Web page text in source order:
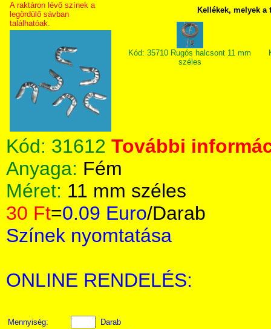
A raktáron lévő színek a
legördülő sávban
találhatóak.
Kellékek, melyek
Kód: 35710 Rugós halcsont 11 mm
széles
Kód: 31612 További
Anyaga: Fém
Méret: 11 mm széles
30 Ft=0.09 Euro/Darab
Színek nyomtatása
ONLINE RENDELÉS:
Mennyiség:
Darab